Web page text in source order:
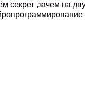
секрет ,зачем на